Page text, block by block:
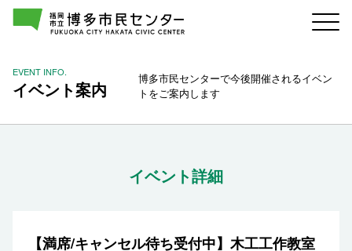
EVENT INFO.
イベント案内
博多市民センターで今後開催されるイベン
トをご案内します
イベント詳細
【満席/キャンセル待ち受付中】木工工作教室